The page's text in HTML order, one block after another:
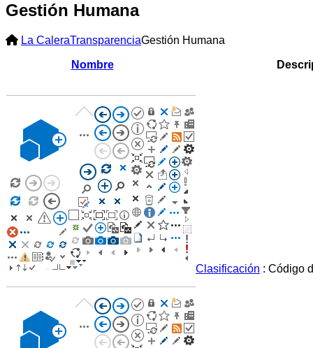
Gestión Humana
La CaleraTransparenciaGestión Humana
Nombre
Clasificación : Código